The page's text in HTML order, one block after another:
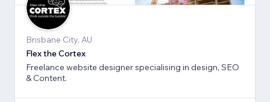
Brisbane City, AU
Flex the Cortex
Freelance website designer specialising in design, SEO
& Content.